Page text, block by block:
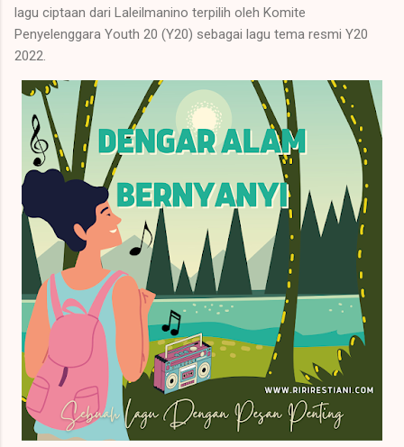
lagu ciptaan dari Laleilmanino terpilih oleh Komite
Penyelenggara Youth 20 (Y20) sebagai lagu tema resmi Y20
2022.